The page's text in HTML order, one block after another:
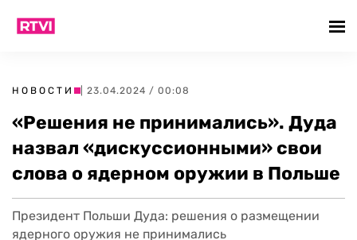
НОВОСТИ | 23.04.2024 / 00:08
«Решения не принимались». Дуда
назвал «дискуссионными» свои
слова о ядерном оружии в Польше
Президент Польши Дуда: решения о размещении
ядерного оружия не принимались